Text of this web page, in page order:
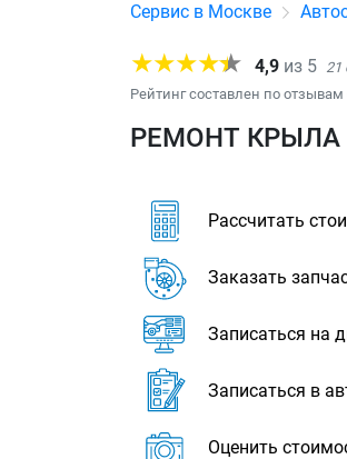
Сервис в Москве
4,9 из 5 21
Рейтинг составлен по
РЕМОНТ КРЫЛА
Рассчитать
Заказать
Записаться на
Записаться в
Оценить